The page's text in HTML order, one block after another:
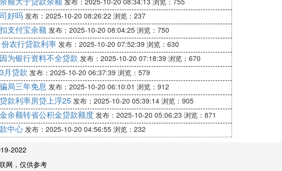
，如果夫妻其中一人申请办理贷款，那么只需要办理贷
知道财务和债务的所有情况。所以贷款需要配偶的签字，
方事后追认等共同意思表示所负的债务，以及夫妻一方
夫妻一方在婚姻关系存续期间以个人名义超出家庭日常生
生活、共同生产经营或者基于夫妻双方共同意思表示的除
任
好吗 发布：2025-10-20 08:26:22 浏览：237
支付宝余额 发布：2025-10-20 08:04:25 浏览：750
农行贷款利率发布：2025-10-20 07:52:39 浏览：630
为银行资料不全贷款 发布：2025-10-20 07:18:39 浏览：670
月贷款 发布：2025-10-20 06:37:39 浏览：579
局三年免息 发布：2025-10-20 06:10:01 浏览：912
款利率房贷上浮25 发布：2025-10-20 05:39:14 浏览：905
余额转省公积金贷款额度 发布：2025-10-20 05:06:23 浏览：871
中心 发布：2025-10-20 04:56:55 浏览：232
2022
网，仅供参考